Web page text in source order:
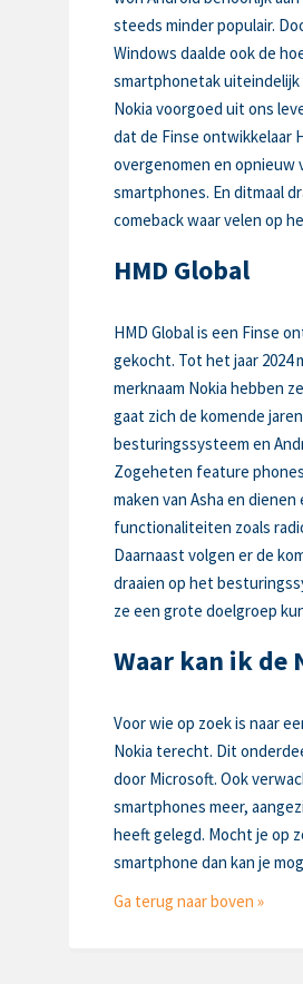
steeds minder populair.
Windows daalde ook de
smartphonetak
Nokia voorgoed uit ons
dat de Finse ontwikkelaar
overgenomen en opnieuw
smartphones. En ditmaal
comeback waar velen op
HMD Global
HMD Global is een Finse
gekocht. Tot het jaar 2024
merknaam Nokia hebben
gaat zich de komende
besturingssysteem en
Zogeheten feature
maken van Asha en
functionaliteiten zoals
Daarnaast volgen er de
draaien op het
ze een grote doelgroep
Waar kan ik de
Voor wie op zoek is naar
Nokia terecht. Dit
door Microsoft. Ook
smartphones meer,
heeft gelegd. Mocht je op
smartphone dan kan je
Ga terug naar boven »